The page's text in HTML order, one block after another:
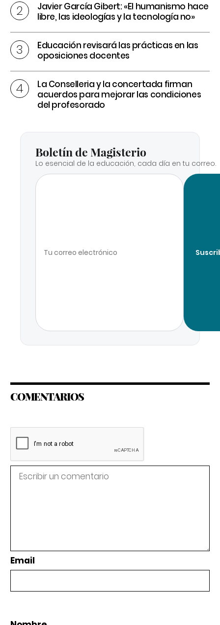
Javier García Gibert: «El humanismo hace
libre, las ideologías y la tecnología no»
Educación revisará las prácticas en las
oposiciones docentes
La Conselleria y la concertada firman
acuerdos para mejorar las condiciones
del profesorado
Boletín de Magisterio
Lo esencial de la educación, cada día en tu correo.
COMENTARIOS
Email